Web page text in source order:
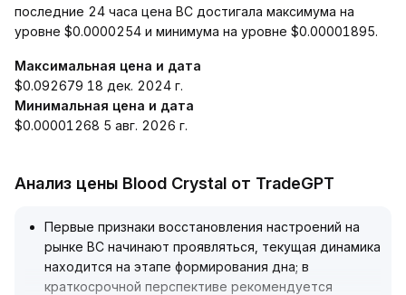
последние 24 часа цена BC достигала максимума на
уровне $0.0000254 и минимума на уровне $0.00001895.
Максимальная цена и дата
$0.092679 18 дек. 2024 г.
Минимальная цена и дата
$0.00001268 5 авг. 2026 г.
Анализ цены Blood Crystal от TradeGPT
Первые признаки восстановления настроений на
рынке BC начинают проявляться, текущая динамика
находится на этапе формирования дна; в
краткосрочной перспективе рекомендуется